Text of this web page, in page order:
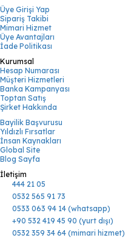
Üye Girişi Yap
Sipariş Takibi
Mimari Hizmet
Üye Avantajları
İade Politikası
Kurumsal
Hesap Numarası
Müşteri Hizmetleri
Banka Kampanyası
Toptan Satış
Şirket Hakkında
Bayilik Başvurusu
Yıldızlı Fırsatlar
İnsan Kaynakları
Global Site
Blog Sayfa
İletişim
444 21 05
0532 565 91 73
0533 063 94 14 (whatsapp)
+90 532 419 45 90 (yurt dışı)
0532 359 34 64 (mimari hizmet)